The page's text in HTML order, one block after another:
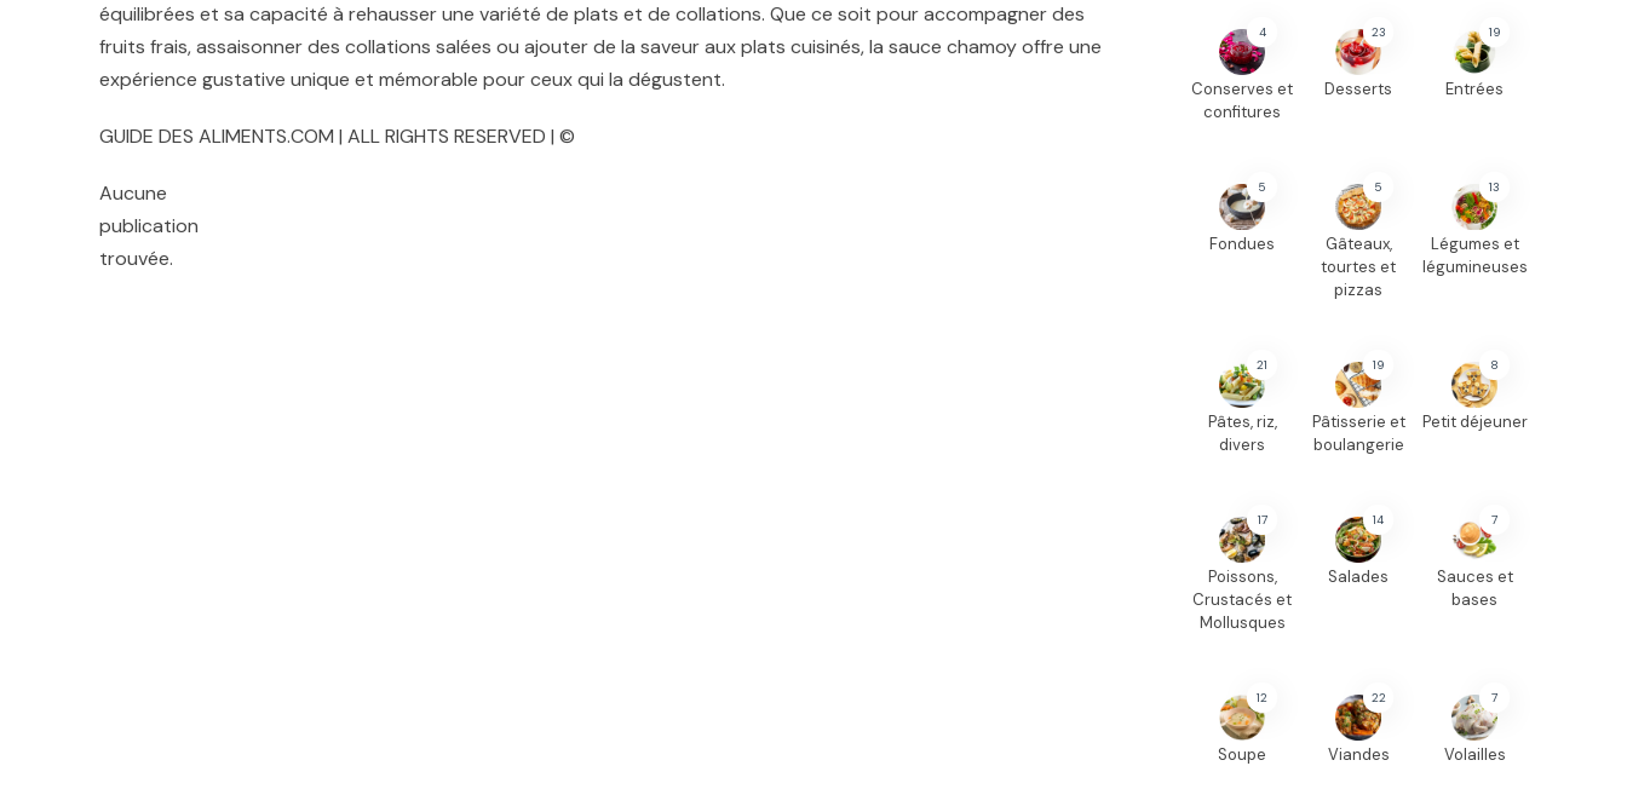
équilibrées et sa capacité à rehausser une variété de plats et de collations. Que ce soit pour accompagner des
fruits frais, assaisonner des collations salées ou ajouter de la saveur aux plats cuisinés, la sauce chamoy offre une
expérience gustative unique et mémorable pour ceux qui la dégustent.
GUIDE DES ALIMENTS.COM | ALL RIGHTS RESERVED | ©
Aucune
publication
trouvée.
4
Conserves et
confitures
23
Desserts
19
Entrées
5
Fondues
5
Gâteaux,
tourtes et
pizzas
13
Légumes et
légumineuses
21
Pâtes, riz,
divers
19
Pâtisserie et
boulangerie
8
Petit déjeuner
17
Poissons,
Crustacés et
Mollusques
14
Salades
7
Sauces et
bases
12
Soupe
22
Viandes
7
Volailles